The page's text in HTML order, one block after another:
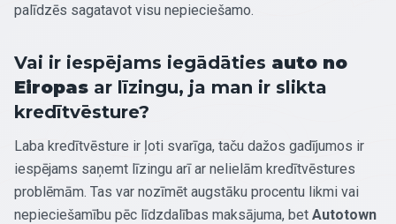
palīdzēs sagatavot visu nepieciešamo.
Vai ir iespējams iegādāties auto no
Eiropas ar līzingu, ja man ir slikta
kredītvēsture?
Laba kredītvēsture ir ļoti svarīga, taču dažos gadījumos ir
iespējams saņemt līzingu arī ar nelielām kredītvēstures
problēmām. Tas var nozīmēt augstāku procentu likmi vai
nepieciešamību pēc līdzdalības maksājuma, bet Autotown